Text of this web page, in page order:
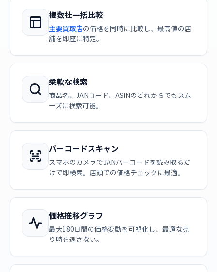
複数社一括比較
主要買取店の価格を同時に比較し、最高値の店
舗を即座に特定。
柔軟な検索
商品名、JANコード、ASINのどれからでもスム
ーズに検索可能。
バーコードスキャン
スマホのカメラでJANバーコードを読み取るだ
けで即検索。店頭での価格チェックに最適。
価格推移グラフ
最大180日間の価格変動を可視化し、最適な売
り時を逃さない。